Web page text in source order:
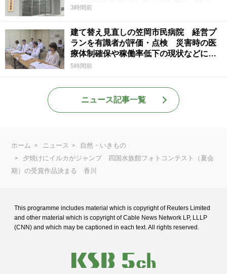
3時間前
建て替え見直しの笠岡市民病院 経営プ
ランを有識者が評価・点検 災害時の医
療体制確保や稼働率低下の現状などに意
見 岡山
5時間前
ニュース記事一覧
ホーム ニュース
自然・いきもの
夕焼けにイルカがジャンプ 四国水族館フォトコンテスト（夏会
期）の受賞作品決まる 香川
This programme includes material which is copyright of Reuters Limited
and other material which is copyright of Cable News Network LP, LLLP
(CNN) and which may be captioned in each text. All rights reserved.